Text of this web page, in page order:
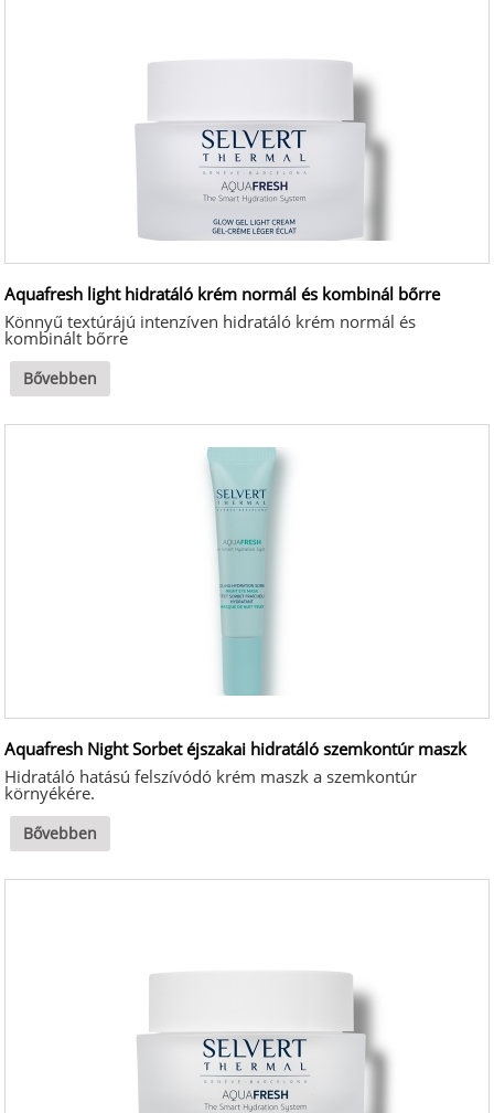
Aquafresh light hidratáló krém normál és kombinál bőrre
Könnyű textúrájú intenzíven hidratáló krém normál és
kombinált bőrre
Bővebben
Aquafresh Night Sorbet éjszakai hidratáló szemkontúr maszk
Hidratáló hatású felszívódó krém maszk a szemkontúr
környékére.
Bővebben